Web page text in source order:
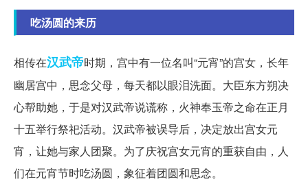
吃汤圆的来历
相传在汉武帝时期，宫中有一位名叫“元宵”的宫女，长年
幽居宫中，思念父母，每天都以眼泪洗面。大臣东方朔决
心帮助她，于是对汉武帝说谎称，火神奉玉帝之命在正月
十五举行祭祀活动。汉武帝被误导后，决定放出宫女元
宵，让她与家人团聚。为了庆祝宫女元宵的重获自由，人
们在元宵节时吃汤圆，象征着团圆和思念。